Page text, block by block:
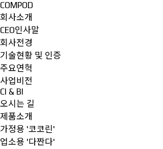
COMPOD
회사소개
CEO인사말
회사전경
기술현황 및 인증
주요연혁
사업비전
CI & BI
오시는 길
제품소개
가정용 '코코린'
업소용 '다짠다'